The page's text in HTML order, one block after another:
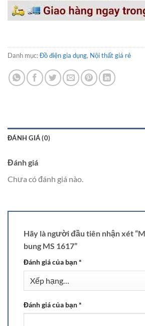
Danh mục:Đồ điện gia dụng, Nội thất giá rẻ
ĐÁNH GIÁ (0)
Đánh giá
Chưa có đánh giá nào.
Hãy là người đầu tiên nhận xét
bung MS 1617”
Đánh giá của bạn*
Đánh giá của bạn*